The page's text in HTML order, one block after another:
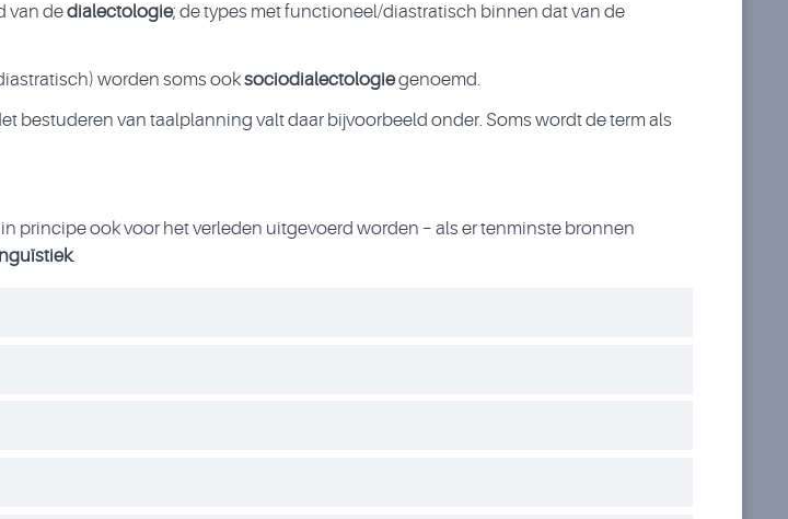
van dedialectologie; de types met functioneel/diastratisch binnen dat van de
worden soms ooksociodialectologiegenoemd.
bestuderen van taalplanning valt daar bijvoorbeeld onder. Soms wordt de term als
principe ook voor het verleden uitgevoerd worden – als er tenminste bronnen
.